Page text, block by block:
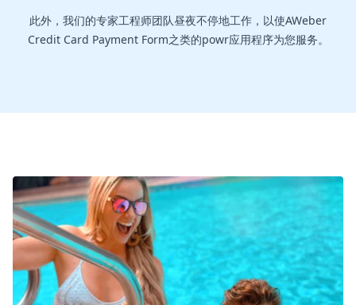
此外，我们的专家工程师团队昼夜不停地工作，以使AWeber
Credit Card Payment Form之类的powr应用程序为您服务。